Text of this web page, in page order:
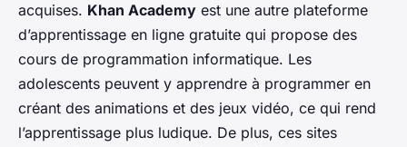
acquises. Khan Academy est une autre plateforme
d’apprentissage en ligne gratuite qui propose des
cours de programmation informatique. Les
adolescents peuvent y apprendre à programmer en
créant des animations et des jeux vidéo, ce qui rend
l’apprentissage plus ludique. De plus, ces sites